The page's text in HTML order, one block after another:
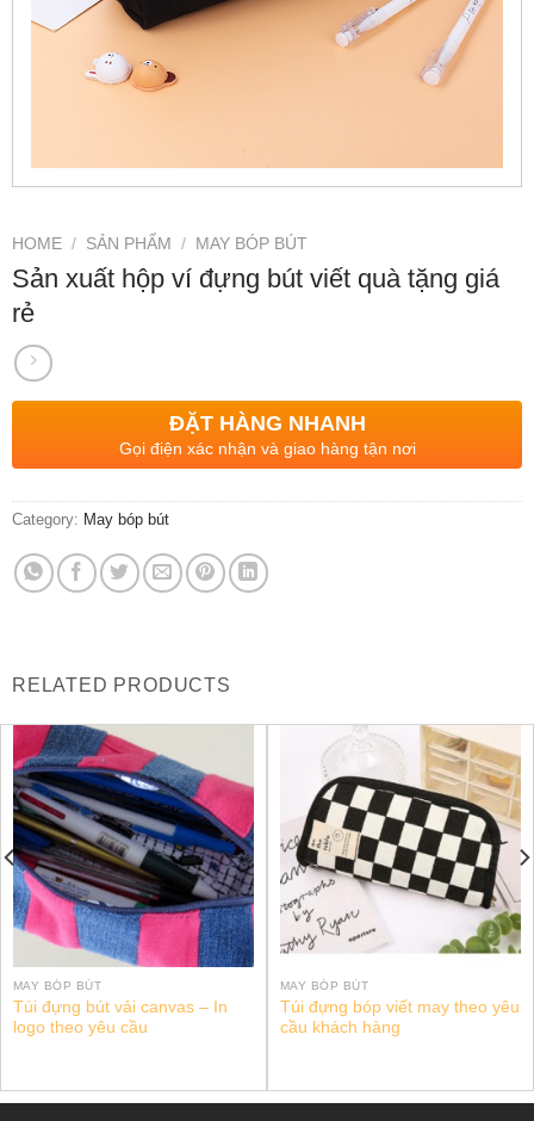
HOME / SẢN PHẨM / MAY BÓP BÚT
Sản xuất hộp ví đựng bút viết quà tặng giá
rẻ
ĐẶT HÀNG NHANH
Gọi điện xác nhận và giao hàng tận nơi
Category: May bóp bút
RELATED PRODUCTS
MAY BÓP BÚT
Túi đựng bút vải canvas – In
logo theo yêu cầu
MAY BÓP BÚT
Túi đựng bóp viết may theo yêu
cầu khách hàng